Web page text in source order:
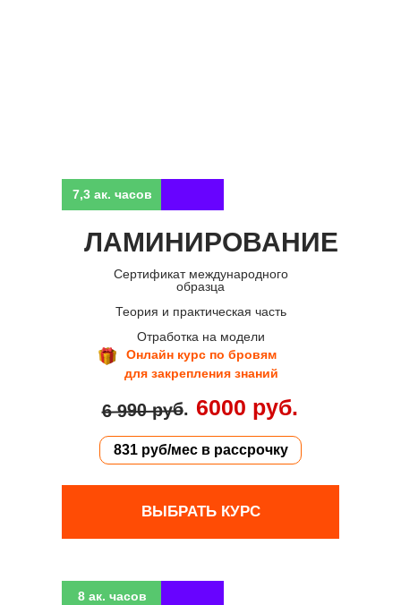
ЛАМИНИРОВАНИЕ
ВЫБРАТЬ КУРС
Сертификат международного
образца
Теория и практическая часть
Отработка на модели
Онлайн курс по бровям
для закрепления знаний
7,3 ак. часов
8 ак. часов
6 990 руб. 6000 руб.
831 руб/мес в рассрочку